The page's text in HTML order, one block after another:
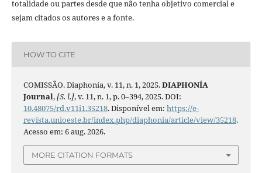
totalidade ou partes desde que não tenha objetivo comercial e
sejam citados os autores e a fonte.
HOW TO CITE
COMISSÃO. Diaphonía, v. 11, n. 1, 2025.DIAPHONÍA
Journal,[S. l.], v. 11, n. 1, p. 0–394, 2025. DOI:
10.48075/rd.v11i1.35218. Disponível em: https://e-
revista.unioeste.br/index.php/diaphonia/article/view/35218.
Acesso em: 6 aug. 2026.
MORE CITATION FORMATS